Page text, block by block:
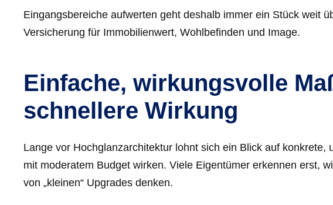
Eingangsbereiche aufwerten geht deshalb immer ein Stück weit
Versicherung für Immobilienwert, Wohlbefinden und Image.
Einfache, wirkungsvolle
schnellere Wirkung
Lange vor Hochglanzarchitektur lohnt sich ein Blick auf
mit moderatem Budget wirken. Viele Eigentümer erkennen erst,
von „kleinen“ Upgrades denken.